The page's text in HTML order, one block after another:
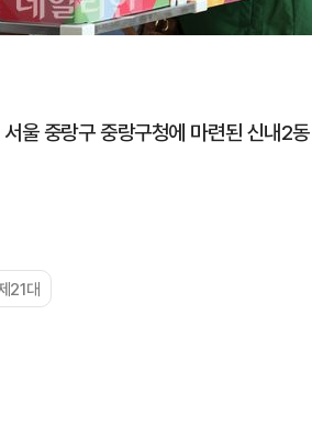
울 중랑구 중랑구청에 마련된 신내2
21대